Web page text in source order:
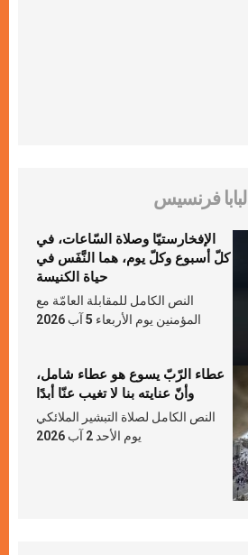
البابا فرنسيس
الإفخارستيّا وصلاة السّاعات، في
كلّ أسبوع وكلّ يوم، هما النَّفَس في
حياة الكنيسة
النص الكامل للمقابلة العامّة مع
المؤمنين يوم الأربعاء 5 آب 2026
عطاء الرّبّ يسوع هو عطاء شامل،
وأنّ عنايته بنا لا تغيب عنّا أبدًا
النص الكامل لصلاة التبشير الملائكي
يوم الأحد 2 آب 2026